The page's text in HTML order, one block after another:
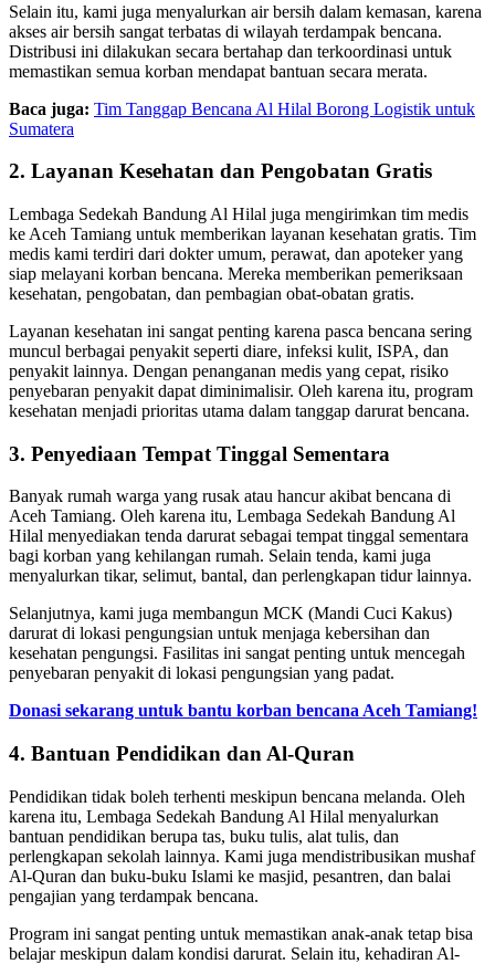
Selain itu, kami juga menyalurkan air bersih dalam kemasan, karena
akses air bersih sangat terbatas di wilayah terdampak bencana.
Distribusi ini dilakukan secara bertahap dan terkoordinasi untuk
memastikan semua korban mendapat bantuan secara merata.
Baca juga: Tim Tanggap Bencana Al Hilal Borong Logistik untuk
Sumatera
2. Layanan Kesehatan dan Pengobatan Gratis
Lembaga Sedekah Bandung Al Hilal juga mengirimkan tim medis
ke Aceh Tamiang untuk memberikan layanan kesehatan gratis. Tim
medis kami terdiri dari dokter umum, perawat, dan apoteker yang
siap melayani korban bencana. Mereka memberikan pemeriksaan
kesehatan, pengobatan, dan pembagian obat-obatan gratis.
Layanan kesehatan ini sangat penting karena pasca bencana sering
muncul berbagai penyakit seperti diare, infeksi kulit, ISPA, dan
penyakit lainnya. Dengan penanganan medis yang cepat, risiko
penyebaran penyakit dapat diminimalisir. Oleh karena itu, program
kesehatan menjadi prioritas utama dalam tanggap darurat bencana.
3. Penyediaan Tempat Tinggal Sementara
Banyak rumah warga yang rusak atau hancur akibat bencana di
Aceh Tamiang. Oleh karena itu, Lembaga Sedekah Bandung Al
Hilal menyediakan tenda darurat sebagai tempat tinggal sementara
bagi korban yang kehilangan rumah. Selain tenda, kami juga
menyalurkan tikar, selimut, bantal, dan perlengkapan tidur lainnya.
Selanjutnya, kami juga membangun MCK (Mandi Cuci Kakus)
darurat di lokasi pengungsian untuk menjaga kebersihan dan
kesehatan pengungsi. Fasilitas ini sangat penting untuk mencegah
penyebaran penyakit di lokasi pengungsian yang padat.
Donasi sekarang untuk bantu korban bencana Aceh Tamiang!
4. Bantuan Pendidikan dan Al-Quran
Pendidikan tidak boleh terhenti meskipun bencana melanda. Oleh
karena itu, Lembaga Sedekah Bandung Al Hilal menyalurkan
bantuan pendidikan berupa tas, buku tulis, alat tulis, dan
perlengkapan sekolah lainnya. Kami juga mendistribusikan mushaf
Al-Quran dan buku-buku Islami ke masjid, pesantren, dan balai
pengajian yang terdampak bencana.
Program ini sangat penting untuk memastikan anak-anak tetap bisa
belajar meskipun dalam kondisi darurat. Selain itu, kehadiran Al-